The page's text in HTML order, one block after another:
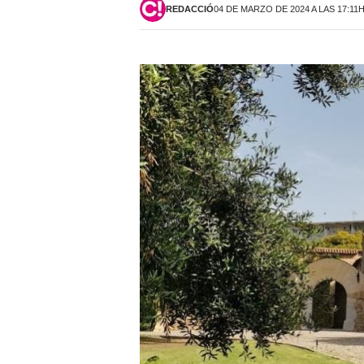
REDACCIÓ04 DE MARZO DE 2024 A LAS 17:11H